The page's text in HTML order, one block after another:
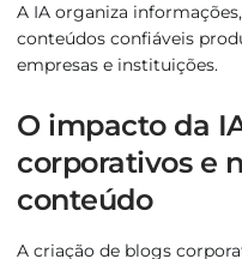
A IA organiza
conteúdos confiáveis
empresas e instituições.
O impacto da
corporativos e
conteúdo
A criação de blogs